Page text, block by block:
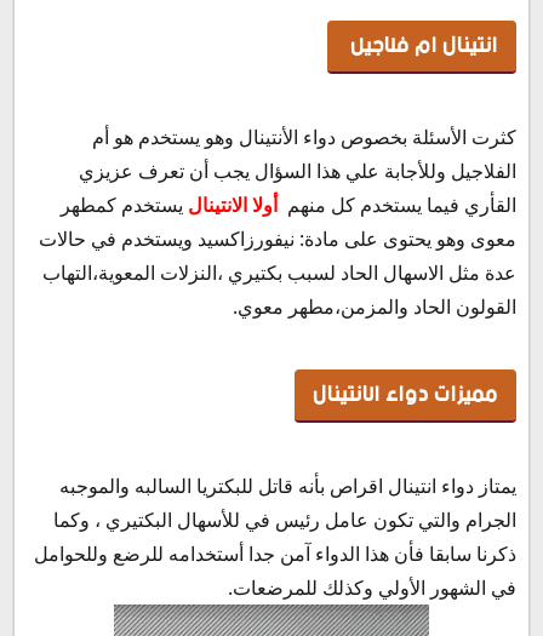
انتينال ام فلاجيل
كثرت الأسئلة بخصوص دواء الأنتينال وهو يستخدم هو أم
الفلاجيل وللأجابة علي هذا السؤال يجب أن تعرف عزيزي
القأري فيما يستخدم كل منهمأولا الانتينال يستخدم كمطهر
معوى وهو يحتوى على مادة: نيفورزاكسيد ويستخدم في حالات
عدة مثل الاسهال الحاد لسبب بكتيري ،النزلات المعوية،التهاب
القولون الحاد والمزمن،مطهر معوي.
مميزات دواء الانتينال
يمتاز دواء انتينال اقراص بأنه قاتل للبكتريا السالبه والموجبه
الجرام والتي تكون عامل رئيس في للأسهال البكتيري ، وكما
ذكرنا سابقا فأن هذا الدواء آمن جدا أستخدامه للرضع وللحوامل
في الشهور الأولي وكذلك للمرضعات.